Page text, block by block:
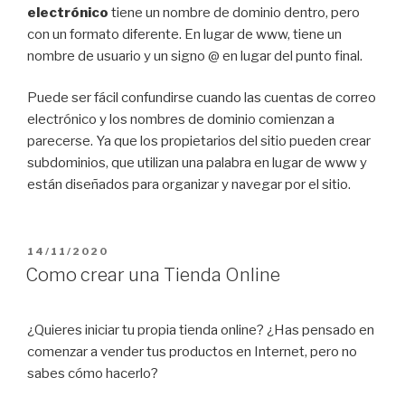
electrónico tiene un nombre de dominio dentro, pero
con un formato diferente. En lugar de www, tiene un
nombre de usuario y un signo @ en lugar del punto final.
Puede ser fácil confundirse cuando las cuentas de correo
electrónico y los nombres de dominio comienzan a
parecerse. Ya que los propietarios del sitio pueden crear
subdominios, que utilizan una palabra en lugar de www y
están diseñados para organizar y navegar por el sitio.
14/11/2020
Como crear una Tienda Online
¿Quieres iniciar tu propia tienda online? ¿Has pensado en
comenzar a vender tus productos en Internet, pero no
sabes cómo hacerlo?